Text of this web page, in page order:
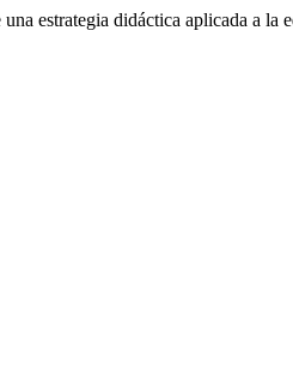
estrategia didáctica aplicada a la